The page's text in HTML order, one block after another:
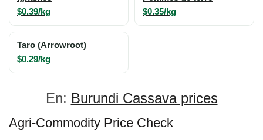
$0.39/kg $0.35/kg
Taro (Arrowroot)
$0.29/kg
En: Burundi Cassava prices
Agri-Commodity Price Check